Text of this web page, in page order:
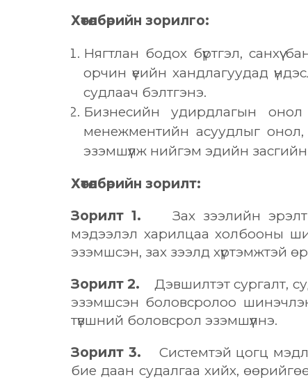
Хөтөлбөрийн зорилго:
Нягтлан бодох бүртгэл, санхүү
орчин үеийн хандлагуудад
судлаач бэлтгэнэ.
Бизнесийн удирдлагын онол
менежментийн асуудлыг
эзэмшүүлж нийгэм эдийн
Хөтөлбөрийн зорилт:
Зорилт 1. Зах зээлийн эрэлт
мэдээлэл харилцаа холбооны
эзэмшсэн, зах зээлд хүртэмжтэй
Зорилт 2.
Дэвшилтэт сургалт,
эзэмшсэн боловсролоо шинэчлэн
түвшний боловсрол эзэмшүүлнэ.
Зорилт 3.
Системтэй цогц
бие даан судалгаа хийх,